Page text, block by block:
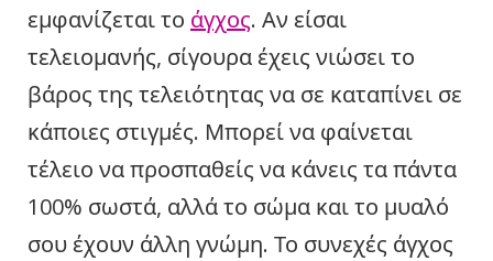
εμφανίζεται το άγχος. Αν είσαι
τελειομανής, σίγουρα έχεις νιώσει το
βάρος της τελειότητας να σε καταπίνει σε
κάποιες στιγμές. Μπορεί να φαίνεται
τέλειο να προσπαθείς να κάνεις τα πάντα
100% σωστά, αλλά το σώμα και το μυαλό
σου έχουν άλλη γνώμη. Το συνεχές άγχος